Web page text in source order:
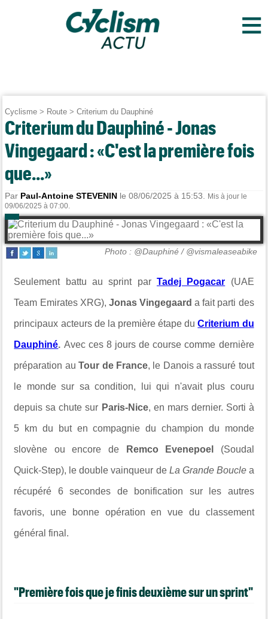
≡
Cyclisme > Route >Criterium du Dauphiné
Criterium du Dauphiné - Jonas
Vingegaard : «C'est la première fois
que...»
Par Paul-Antoine STEVENIN le 08/06/2025 à 15:53.
Mis à jour le
09/06/2025 à 07:00.
Photo : @Dauphiné / @vismaleaseabike
Seulement battu au sprint par Tadej Pogacar (UAE
Team Emirates XRG), Jonas Vingegaarda fait parti des
principaux acteurs de la première étape duCriterium du
Dauphiné. Avec ces 8 jours de course comme dernière
préparation auTour de France, le Danois a rassuré tout
le monde sur sa condition, lui qui n'avait plus couru
depuis sa chute sur Paris-Nice, en mars dernier. Sorti à
5 km du but en compagnie du champion du monde
slovène ou encore de Remco Evenepoel (Soudal
Quick-Step), le double vainqueur de La Grande Bouclea
récupéré 6 secondes de bonification sur les autres
favoris, une bonne opération en vue du classement
général final.
"Première fois que je finis deuxième sur un sprint"